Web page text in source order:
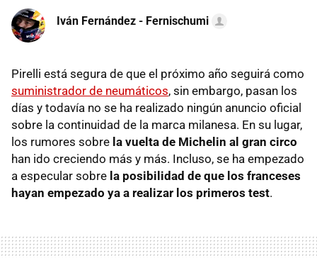
Iván Fernández - Fernischumi
Pirelli está segura de que el próximo año seguirá como
suministrador de neumáticos, sin embargo, pasan los
días y todavía no se ha realizado ningún anuncio oficial
sobre la continuidad de la marca milanesa. En su lugar,
los rumores sobre la vuelta de Michelin al gran circo
han ido creciendo más y más. Incluso, se ha empezado
a especular sobre la posibilidad de que los franceses
hayan empezado ya a realizar los primeros test.